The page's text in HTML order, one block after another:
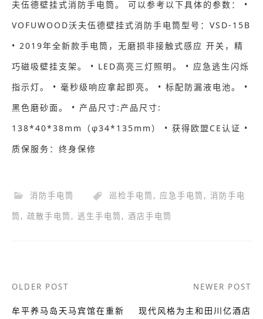
夫伍德壁挂式消防手电筒。 可以参考以下具体的参数： •
VOFUWOOD沃夫伍德壁挂式消防手电筒型号：VSD-15B
• 2019年全新款手电筒，无磨损非接触式感应 开关，精
巧磁吸壁挂支架。 • LED高亮三灯照明。 • 应急逃生闪烁
指示灯。 • 毫秒级响应拿起即亮。 • 标配防漏液电池。 •
黑色磨砂面。 • 产品尺寸:产品尺寸:
138*40*38mm（φ34*135mm） • 获得欧盟CE认证 •
质保服务：终身保修
消防手电筒 巡检手电筒, 应急手电筒, 消防手电
筒, 疏散手电筒, 逃生手电筒, 酒店手电筒
Post
OLDER POST
牟平养马岛天马宾馆在重新
NEWER POST
现代风格为主和田川亿酒店